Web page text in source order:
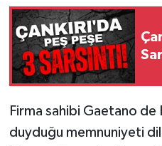
Firma sahibi Gaetano
duyduğu memnuniyeti